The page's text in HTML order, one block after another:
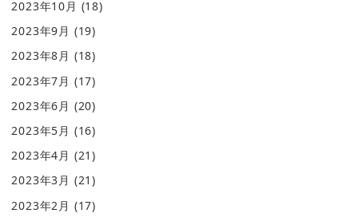
2023年10月 (18)
2023年9月 (19)
2023年8月 (18)
2023年7月 (17)
2023年6月 (20)
2023年5月 (16)
2023年4月 (21)
2023年3月 (21)
2023年2月 (17)